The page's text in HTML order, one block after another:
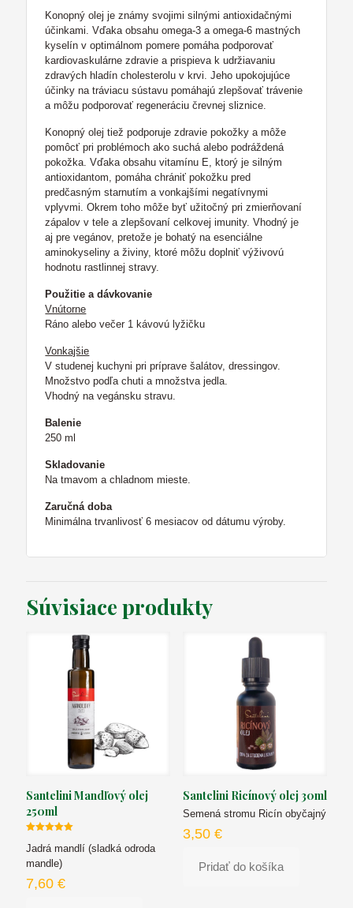
Konopný olej je známy svojimi silnými antioxidačnými
účinkami. Vďaka obsahu omega-3 a omega-6 mastných
kyselín v optimálnom pomere pomáha podporovať
kardiovaskulárne zdravie a prispieva k udržiavaniu
zdravých hladín cholesterolu v krvi. Jeho upokojujúce
účinky na tráviacu sústavu pomáhajú zlepšovať trávenie
a môžu podporovať regeneráciu črevnej sliznice.
Konopný olej tiež podporuje zdravie pokožky a môže
pomôcť pri problémoch ako suchá alebo podráždená
pokožka. Vďaka obsahu vitamínu E, ktorý je silným
antioxidantom, pomáha chrániť pokožku pred
predčasným starnutím a vonkajšími negatívnymi
vplyvmi. Okrem toho môže byť užitočný pri zmierňovaní
zápalov v tele a zlepšovaní celkovej imunity. Vhodný je
aj pre vegánov, pretože je bohatý na esenciálne
aminokyseliny a živiny, ktoré môžu doplniť výživovú
hodnotu rastlinnej stravy.
Použitie a dávkovanie
Vnútorne
Ráno alebo večer 1 kávovú lyžičku
Vonkajšie
V studenej kuchyni pri príprave šalátov, dressingov.
Množstvo podľa chuti a množstva jedla.
Vhodný na vegánsku stravu.
Balenie
250 ml
Skladovanie
Na tmavom a chladnom mieste.
Zaručná doba
Minimálna trvanlivosť 6 mesiacov od dátumu výroby.
Súvisiace produkty
Santelini Mandľový olej
250ml
5.00
Jadrá mandlí (sladká odroda
mandle)
7,60 €
Santelini Ricínový olej 30ml
Semená stromu Ricín obyčajný
3,50 €
Pridať do košíka